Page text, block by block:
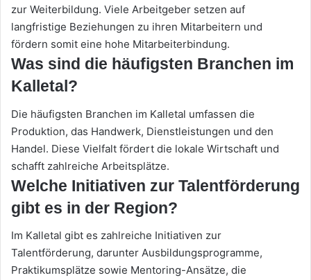
zur Weiterbildung. Viele Arbeitgeber setzen auf
langfristige Beziehungen zu ihren Mitarbeitern und
fördern somit eine hohe Mitarbeiterbindung.
Was sind die häufigsten Branchen im
Kalletal?
Die häufigsten Branchen im Kalletal umfassen die
Produktion, das Handwerk, Dienstleistungen und den
Handel. Diese Vielfalt fördert die lokale Wirtschaft und
schafft zahlreiche Arbeitsplätze.
Welche Initiativen zur Talentförderung
gibt es in der Region?
Im Kalletal gibt es zahlreiche Initiativen zur
Talentförderung, darunter Ausbildungsprogramme,
Praktikumsplätze sowie Mentoring-Ansätze, die